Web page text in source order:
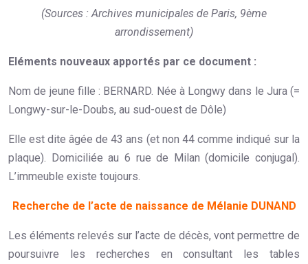
(Sources : Archives municipales de Paris, 9ème
arrondissement)
Eléments nouveaux apportés par ce document :
Nom de jeune fille : BERNARD. Née à Longwy dans le Jura (=
Longwy-sur-le-Doubs, au sud-ouest de Dôle)
Elle est dite âgée de 43 ans (et non 44 comme indiqué sur la
plaque). Domiciliée au 6 rue de Milan (domicile conjugal).
L’immeuble existe toujours.
Recherche de l’acte de naissance de Mélanie DUNAND
Les éléments relevés sur l’acte de décès, vont permettre de
poursuivre les recherches en consultant les tables